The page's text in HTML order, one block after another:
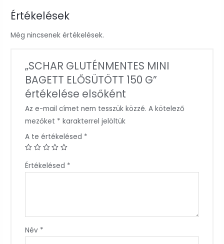
Értékelések
Még nincsenek értékelések.
„SCHAR GLUTÉNMENTES MINI
BAGETT ELŐSÜTÖTT 150 G”
értékelése elsőként
Az e-mail címet nem tesszük közzé. A kötelező
mezőket * karakterrel jelöltük
A te értékelésed *
Értékelésed *
Név *